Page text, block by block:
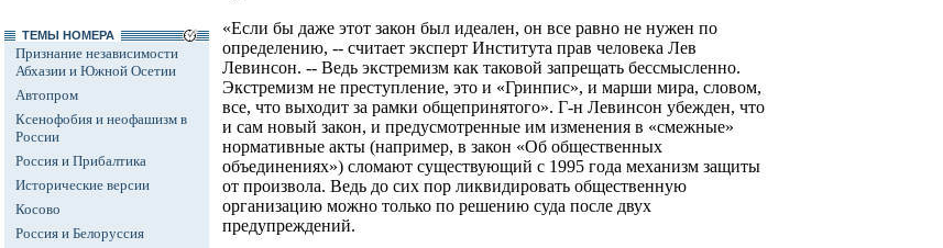
ТЕМЫ НОМЕРА
Признание независимости
Абхазии и Южной Осетии
Автопром
Ксенофобия и неофашизм в
России
Россия и Прибалтика
Исторические версии
Косово
Россия и Белоруссия
«Если бы даже этот закон был идеален, он все равно не нужен по
определению, -- считает эксперт Института прав человека Лев
Левинсон. -- Ведь экстремизм как таковой запрещать бессмысленно.
Экстремизм не преступление, это и «Гринпис», и марши мира, словом,
все, что выходит за рамки общепринятого». Г-н Левинсон убежден, что
и сам новый закон, и предусмотренные им изменения в «смежные»
нормативные акты (например, в закон «Об общественных
объединениях») сломают существующий с 1995 года механизм защиты
от произвола. Ведь до сих пор ликвидировать общественную
организацию можно только по решению суда после двух
предупреждений.